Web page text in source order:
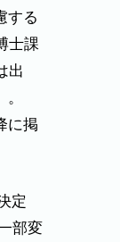
する
士課
出
に掲
定
部変